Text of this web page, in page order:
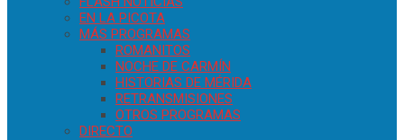
EN LA PICOTA
MÁS PROGRAMAS
ROMANITOS
NOCHE DE CARMÍN
HISTORIAS DE MÉRIDA
RETRANSMISIONES
OTROS PROGRAMAS
DIRECTO